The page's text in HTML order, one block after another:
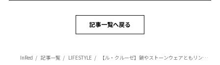
記事一覧へ戻る
InRed 記事一覧 LIFESTYLE 【ル・クルーゼ】鍋やストーンウェアともリンクするカラフルな新ラインをスタート